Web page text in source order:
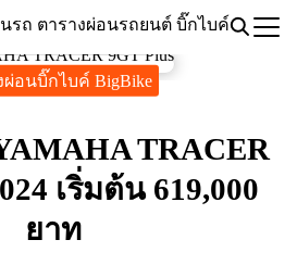
ผ่อนบิ๊กไบค์ BigBike
TRACER
เริ่มต้น 619,000
ยาท